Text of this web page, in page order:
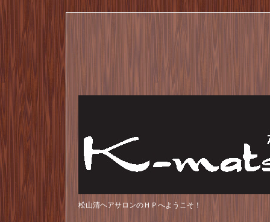
松山清ヘアサロンのＨＰへようこそ！